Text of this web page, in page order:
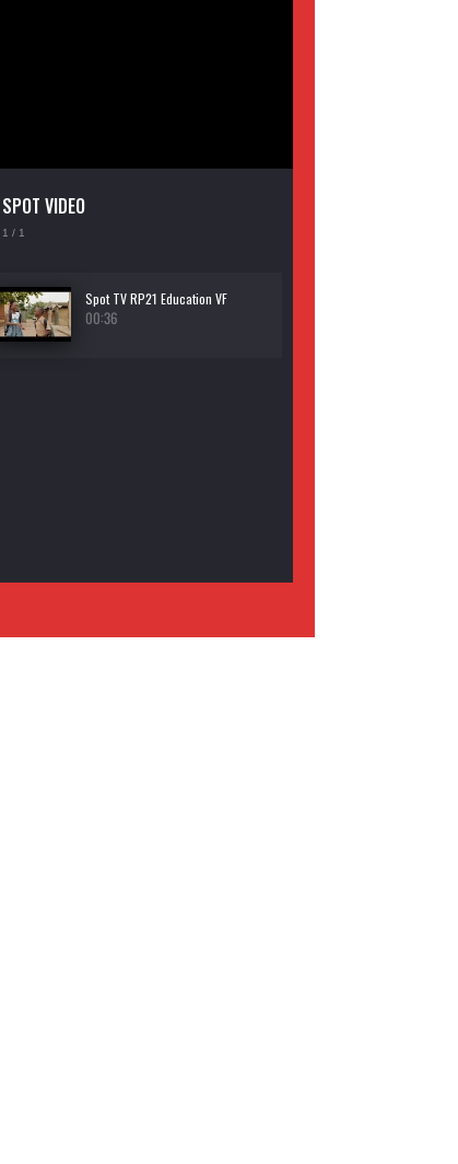
SPOT VIDEO
1 / 1
Spot TV RP21 Education VF
00:36